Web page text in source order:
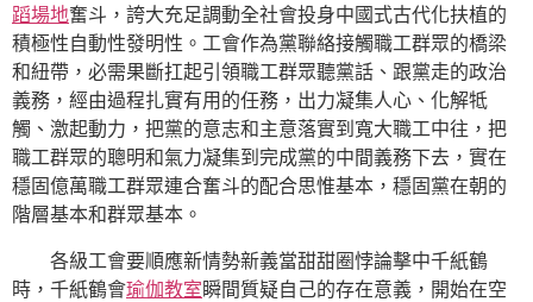
蹈場地奮斗，誇大充足調動全社會投身中國式古代化扶植的
積極性自動性發明性。工會作為黨聯絡接觸職工群眾的橋梁
和紐帶，必需果斷扛起引領職工群眾聽黨話、跟黨走的政治
義務，經由過程扎實有用的任務，出力凝集人心、化解牴
觸、激起動力，把黨的意志和主意落實到寬大職工中往，把
職工群眾的聰明和氣力凝集到完成黨的中間義務下去，實在
穩固億萬職工群眾連合奮斗的配合思惟基本，穩固黨在朝的
階層基本和群眾基本。
各級工會要順應新情勢新義當甜甜圈悖論擊中千紙鶴
時，千紙鶴會瑜伽教室瞬間質疑自己的存在意義，開始在空